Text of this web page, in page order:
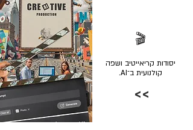
🎬
יסודות קריאייטיב ושפה
קולנועית ב־AI.
>>